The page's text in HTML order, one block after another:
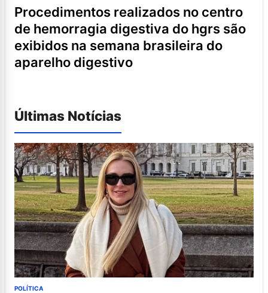
procedimentos realizados no centro
de hemorragia digestiva do hgrs são
exibidos na semana brasileira do
aparelho digestivo
Últimas Notícias
POLÍTICA